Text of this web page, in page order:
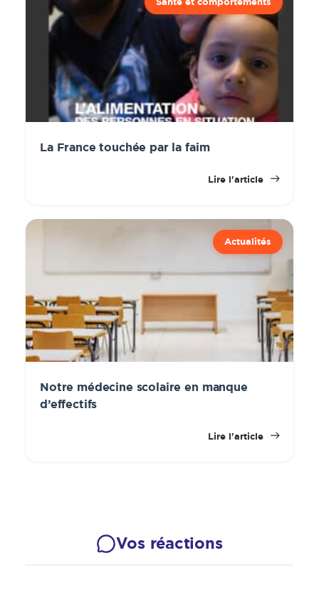
La France touchée par la faim
Lire l'article
Actualités
Notre médecine scolaire en manque
d’effectifs
Lire l'article
Vos réactions